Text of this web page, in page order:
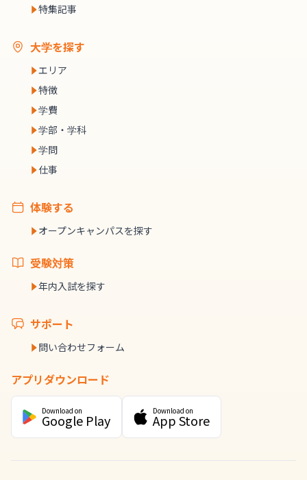
特集記事
大学を探す
エリア
特徴
学費
学部・学科
学問
仕事
体験する
オープンキャンパスを探す
受験対策
年内入試を探す
サポート
問い合わせフォーム
アプリダウンロード
Download on
Google Play
Download on
App Store